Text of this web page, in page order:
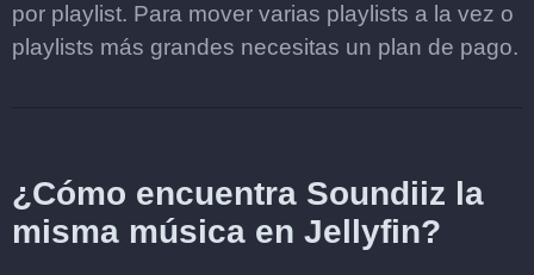
por playlist. Para mover varias playlists a la vez o
playlists más grandes necesitas un plan de pago.
¿Cómo encuentra Soundiiz la
misma música en Jellyfin?